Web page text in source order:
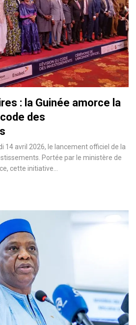
: la Guinée amorce la
des
14 avril 2026, le lancement officiel de la
Portée par le ministère de
cette initiative…